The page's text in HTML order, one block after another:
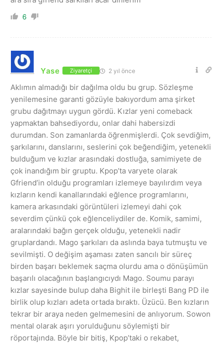
6
Yase Ziyaretçi 2 yıl önce
Aklımın almadığı bir dağılma oldu bu grup. Sözleşme
yenilemesine garanti gözüyle bakıyordum ama şirket
grubu dağıtmayı uygun gördü. Kızlar yeni comeback
yapmaktan bahsediyordu, onlar dahi habersizdi
durumdan. Son zamanlarda öğrenmişlerdi. Çok sevdiğim,
şarkılarını, danslarını, seslerini çok beğendiğim, yetenekli
bulduğum ve kızlar arasındaki dostluğa, samimiyete de
çok inandığım bir gruptu. Kpop’ta varyete olarak
Gfriend’in olduğu programları izlemeye bayılırdım veya
kızların kendi kanallarındaki eğlence programlarını,
kamera arkasındaki görüntüleri izlemeyi dahi çok
severdim çünkü çok eğlenceliydiler de. Komik, samimi,
aralarındaki bağın gerçek olduğu, yetenekli nadir
gruplardandı. Mago şarkıları da aslında baya tutmuştu ve
sevilmişti. O değişim aşaması zaten sancılı bir süreç
birden başarı beklemek saçma olurdu ama o dönüşümün
başarılı olacağının başlangıcıydı Mago. Soumu parayı
kızlar sayesinde bulup daha Bighit ile birleşti Bang PD ile
birlik olup kızları adeta ortada bıraktı. Üzücü. Ben kızların
tekrar bir araya neden gelmemesini de anlıyorum. Sowon
mental olarak aşırı yorulduğunu söylemişti bir
röportajında. Böyle bir bitiş, Kpop’taki o rekabet,